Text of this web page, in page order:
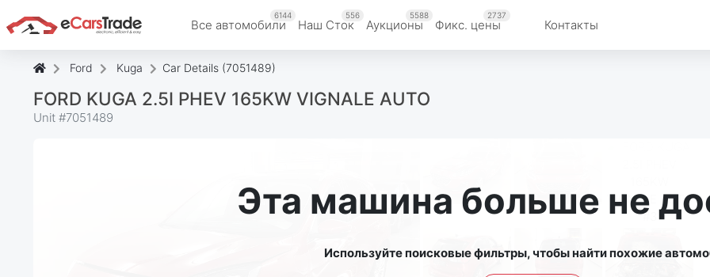
Все автомобили
6144
Наш Cток
556
Аукционы
5588
Фикс. цены
2737
Контакты
Ford Kuga Car Details (7051489)
FORD KUGA 2.5I PHEV 165KW VIGNALE AUTO
Unit #7051489
Эта машина больше не
Используйте поисковые фильтры, чтобы найти похожие